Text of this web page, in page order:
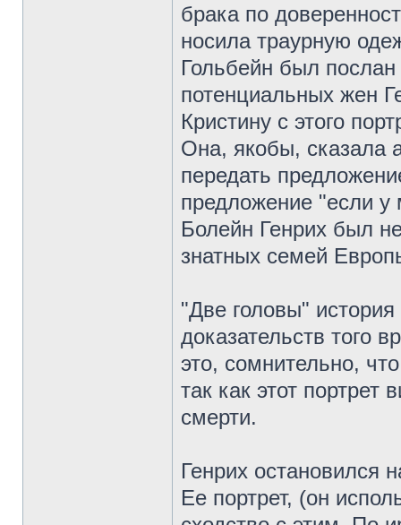
брака по
носила траурную
Гольбейн был
потенциальных жен
Кристину с этого
Она, якобы, сказала
передать
предложение "если
Болейн Генрих был
знатных семей
"Две головы"
доказательств того
это, сомнительно,
так как этот портрет
смерти.
Генрих остановился
Ее портрет, (он